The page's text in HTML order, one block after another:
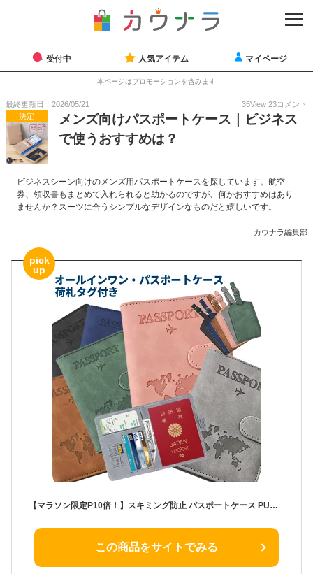
受付中 人気アイテム マイページ
本ページはプロモーションを含みます
最終更新日：2026/05/21 35View 23コメント
決定
メンズ向けパスポートケース｜ビジネス
で使うおすすめは？
ビジネスシーン向けのメンズ用パスポートケースを探しています。航空
券、領収書もまとめて入れられると助かるのですが、何かおすすめはあり
ませんか？スーツに合うシンプルなデザインなものだと嬉しいです。
カウナラ編集部
pick
up
【マラソン限定P10倍！】スキミング防止 パスポートケース PUレザー パスポートカバー トラベルポーチ 磁気防止 スキミング防止 PUレザー 多機能収納 パスポート入れ カードケース トラベルグッズ ビジネス 可愛い 旅行用品 海外旅行
この商品をサイトでみる